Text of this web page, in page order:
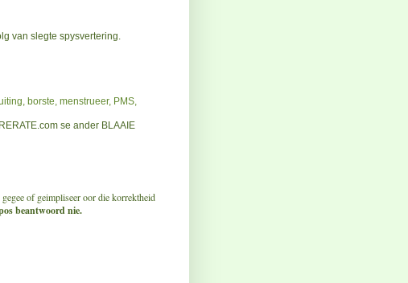
van slegte spysvertering.
borste, menstrueer, PMS,
se ander BLAAIE
of geimpliseer oor die korrektheid
beantwoord nie.